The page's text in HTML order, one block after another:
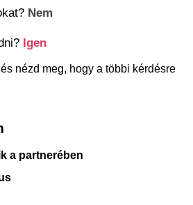
Nem
Igen
és nézd meg, hogy a többi kérdésre
a partnerében